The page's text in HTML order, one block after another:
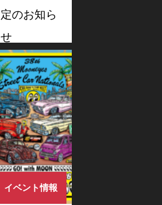
定のお知ら
せ
2026/07/11
イベント情報